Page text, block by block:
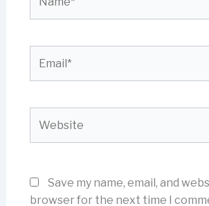
Save my name, email, and
browser for the next time I